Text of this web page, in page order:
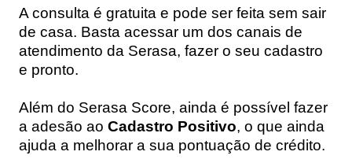
A consulta é gratuita e pode ser feita sem sair
de casa. Basta acessar um dos canais de
atendimento da Serasa, fazer o seu cadastro
e pronto.
Além do Serasa Score, ainda é possível fazer
a adesão ao Cadastro Positivo, o que ainda
ajuda a melhorar a sua pontuação de crédito.